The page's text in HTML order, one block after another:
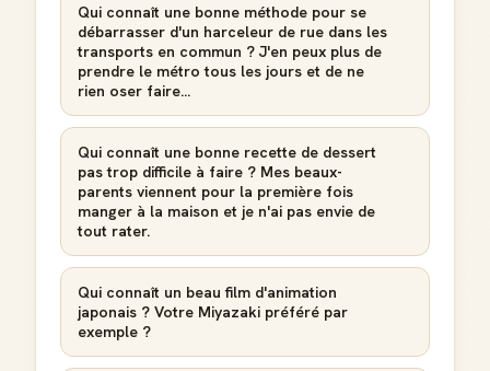
Qui connaît une bonne méthode pour se
débarrasser d'un harceleur de rue dans les
transports en commun ? J'en peux plus de
prendre le métro tous les jours et de ne
rien oser faire...
Qui connaît une bonne recette de dessert
pas trop difficile à faire ? Mes beaux-
parents viennent pour la première fois
manger à la maison et je n'ai pas envie de
tout rater.
Qui connaît un beau film d'animation
japonais ? Votre Miyazaki préféré par
exemple ?